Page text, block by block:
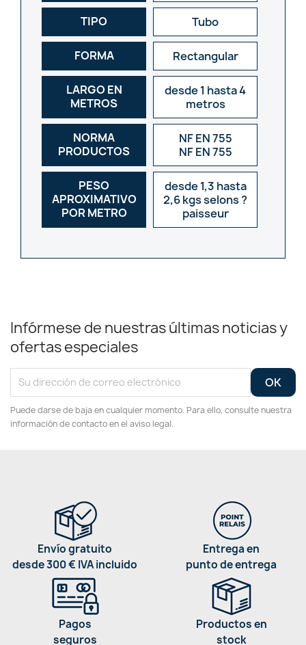
TIPO Tubo
FORMA Rectangular
LARGO EN
METROS
desde 1 hasta 4
metros
NORMA
PRODUCTOS
NF EN 755
NF EN 755
PESO
APROXIMATIVO
POR METRO
desde 1,3 hasta
2,6 kgs selons ?
paisseur
Infórmese de nuestras últimas noticias y
ofertas especiales
Puede darse de baja en cualquier momento. Para ello, consulte nuestra
información de contacto en el aviso legal.
Envío gratuito
desde 300 € IVA incluido
Entrega en
punto de entrega
Pagos
seguros
Productos en
stock